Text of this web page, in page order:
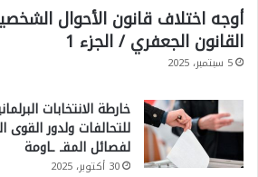
أوجه اختلاف قانون الأحوال
القانون الجعفري / الجزء 1
5 سبتمبر، 2025
للتحالفات ولدور القوى
لفصائل المقـ ـاومة
30 أكتوبر، 2025